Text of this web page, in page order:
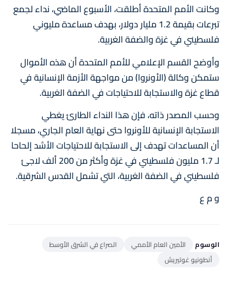
وكانت الأمم المتحدة أطلقت، الأسبوع الماضي، نداء لجمع
تبرعات بقيمة 1.2 مليار دولار، بهدف مساعدة مليوني
فلسطيني في غزة والضفة الغربية.
وأوضح القسم الإعلامي للأمم المتحدة أن هذه الأموال
ستمكن وكالة (الأونروا) من مواجهة الأزمة الإنسانية في
قطاع غزة والاستجابة للاحتياجات في الضفة الغربية.
وحسب المصدر ذاته، فإن هذا النداء الطارئ يغطي
الاستجابة الإنسانية للأونروا حتى نهاية العام الجاري، مسجلا
أن المساعدات تهدف إلى الاستجابة للاحتياجات الأشد إلحاحا
لـ 1.7 مليون فلسطيني في غزة وأكثر من 200 ألف لاجئ
فلسطيني في الضفة الغربية، التي تشمل القدس الشرقية.
و م ع
الوسوم الأمين العام الأممي
الصراع في الشرق الأوسط
أنطونيو غوتيريش